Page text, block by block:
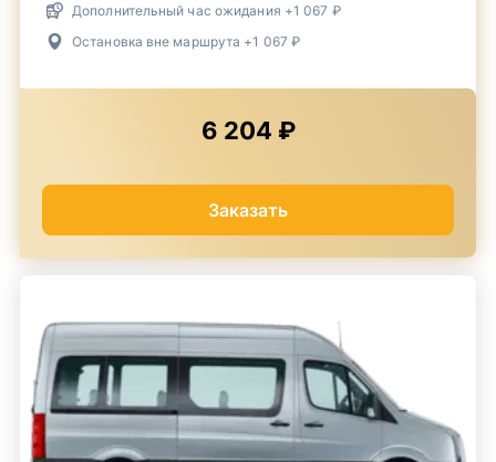
Дополнительный час ожидания +1 067 ₽
Остановка вне маршрута +1 067 ₽
6 204 ₽
Заказать